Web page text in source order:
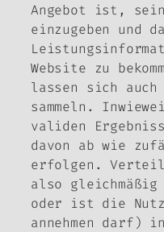
Angebot ist,
einzugeben und
Website zu
lassen sich auch
sammeln.
validen
davon ab wie
erfolgen.
also
oder ist die
annehmen darf)